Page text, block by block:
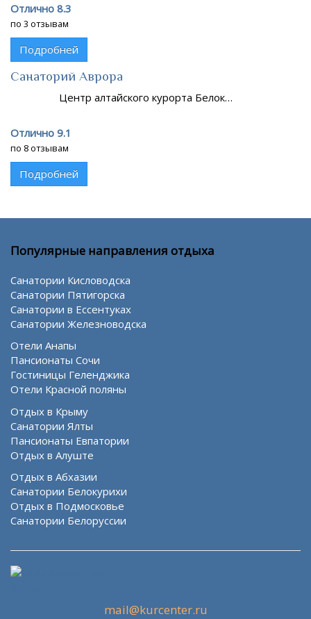
Отлично 8.3
по 3 отзывам
Подробней
Санаторий Аврора
Центр алтайского курорта Белок…
Отлично 9.1
по 8 отзывам
Подробней
Популярные направления отдыха
Санатории Кисловодска
Санатории Пятигорска
Санатории в Ессентуках
Санатории Железноводска
Отели Анапы
Пансионаты Сочи
Гостиницы Геленджика
Отели Красной поляны
Отдых в Крыму
Санатории Ялты
Пансионаты Евпатории
Отдых в Алуште
Отдых в Абхазии
Санатории Белокурихи
Отдых в Подмосковье
Санатории Белоруссии
mail@kurcenter.ru